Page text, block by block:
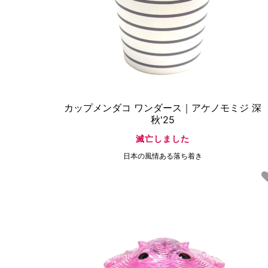
カップメンダコ ワンダース｜アケノモミジ 深
秋'25
滅亡しました
日本の風情ある落ち着き